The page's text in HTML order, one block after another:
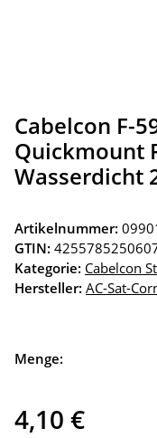
Cabelcon F-
Quickmount
Wasserdicht
Artikelnummer:
GTIN:
Kategorie: Cabelcon
Hersteller: AC-Sat-
Menge:
4,10 €